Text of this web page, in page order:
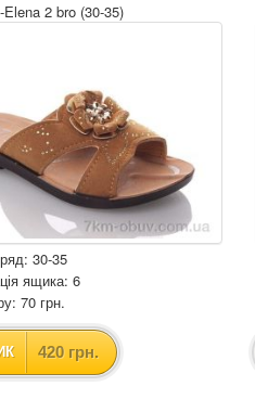
2 bro (30-35)
30-35
ящика: 6
70 грн.
420 грн.